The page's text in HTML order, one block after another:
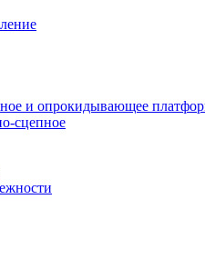
и опрокидывающее
сцепное